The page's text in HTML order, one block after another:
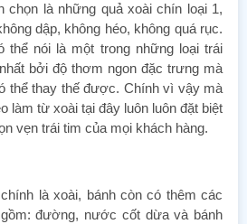
chọn là những quả xoài chín loại 1,
dập, không héo, không quá rục.
thể nói là một trong những loại trái
bởi độ thơm ngon đặc trưng mà
thể thay thế được. Chính vì vậy mà
làm từ xoài tại đây luôn luôn đặt biệt
vẹn trái tim của mọi khách hàng.
là xoài, bánh còn có thêm các
đường, nước cốt dừa và bánh